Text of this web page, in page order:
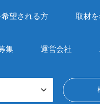
望される方 取材
集 運営会社